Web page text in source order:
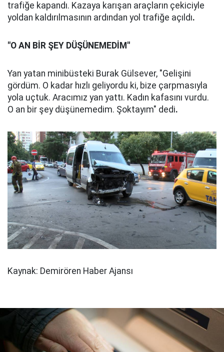
trafiğe kapandı. Kazaya karışan araçların çekiciyle
yoldan kaldırılmasının ardından yol trafiğe açıldı.
"O AN BİR ŞEY DÜŞÜNEMEDİM"
Yan yatan minibüsteki Burak Gülsever, "Gelişini
gördüm. O kadar hızlı geliyordu ki, bize çarpmasıyla
yola uçtuk. Aracımız yan yattı. Kadın kafasını vurdu.
O an bir şey düşünemedim. Şoktayım" dedi.
Kaynak: Demirören Haber Ajansı